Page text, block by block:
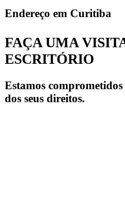
Endereço em Curitiba
FAÇA UMA
ESCRITÓRIO
Estamos comprometidos
dos seus direitos.